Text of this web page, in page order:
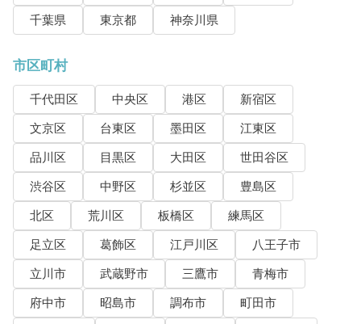
千葉県
東京都 神奈川県
市区町村
千代田区 中央区 港区
新宿区
文京区
台東区 墨田区
江東区
品川区
目黒区 大田区
世田谷区
渋谷区
中野区 杉並区
豊島区
北区
荒川区 板橋区
練馬区
足立区
葛飾区 江戸川区
八王子市
立川市
武蔵野市 三鷹市
青梅市
府中市
昭島市 調布市
町田市